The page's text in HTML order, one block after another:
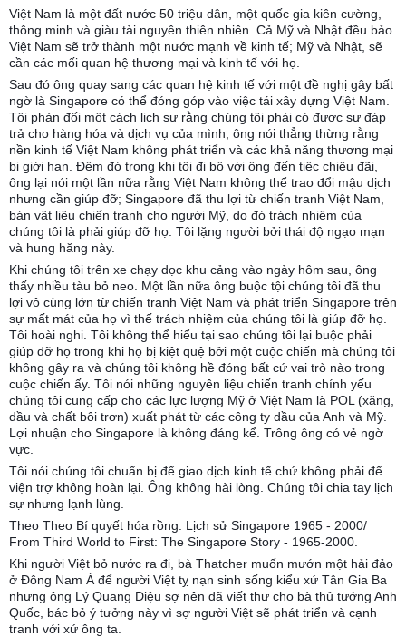
Việt Nam là một đất nước 50 triệu dân, một quốc gia kiên cường,
thông minh và giàu tài nguyên thiên nhiên. Cả Mỹ và Nhật đều bảo
Việt Nam sẽ trở thành một nước mạnh về kinh tế; Mỹ và Nhật, sẽ
cần các mối quan hệ thương mại và kinh tế với họ.
Sau đó ông quay sang các quan hệ kinh tế với một đề nghị gây bất
ngờ là Singapore có thể đóng góp vào việc tái xây dựng Việt Nam.
Tôi phản đối một cách lịch sự rằng chúng tôi phải có được sự đáp
trả cho hàng hóa và dịch vụ của mình, ông nói thẳng thừng rằng
nền kinh tế Việt Nam không phát triển và các khả năng thương mại
bị giới hạn. Đêm đó trong khi tôi đi bộ với ông đến tiệc chiêu đãi,
ông lại nói một lần nữa rằng Việt Nam không thể trao đổi mậu dịch
nhưng cần giúp đỡ; Singapore đã thu lợi từ chiến tranh Việt Nam,
bán vật liệu chiến tranh cho người Mỹ, do đó trách nhiệm của
chúng tôi là phải giúp đỡ họ. Tôi lặng người bởi thái độ ngạo mạn
và hung hăng này.
Khi chúng tôi trên xe chạy dọc khu cảng vào ngày hôm sau, ông
thấy nhiều tàu bỏ neo. Một lần nữa ông buộc tội chúng tôi đã thu
lợi vô cùng lớn từ chiến tranh Việt Nam và phát triển Singapore trên
sự mất mát của họ vì thế trách nhiệm của chúng tôi là giúp đỡ họ.
Tôi hoài nghi. Tôi không thể hiểu tại sao chúng tôi lại buộc phải
giúp đỡ họ trong khi họ bị kiệt quệ bởi một cuộc chiến mà chúng tôi
không gây ra và chúng tôi không hề đóng bất cứ vai trò nào trong
cuộc chiến ấy. Tôi nói những nguyên liệu chiến tranh chính yếu
chúng tôi cung cấp cho các lực lượng Mỹ ở Việt Nam là POL (xăng,
dầu và chất bôi trơn) xuất phát từ các công ty dầu của Anh và Mỹ.
Lợi nhuận cho Singapore là không đáng kể. Trông ông có vẻ ngờ
vực.
Tôi nói chúng tôi chuẩn bị để giao dịch kinh tế chứ không phải để
viện trợ không hoàn lại. Ông không hài lòng. Chúng tôi chia tay lịch
sự nhưng lạnh lùng.
Theo Theo Bí quyết hóa rồng: Lịch sử Singapore 1965 - 2000/
From Third World to First: The Singapore Story - 1965-2000.
Khi người Việt bỏ nước ra đi, bà Thatcher muốn mướn một hải đảo
ở Đông Nam Á để người Việt tỵ nạn sinh sống kiểu xứ Tân Gia Ba
nhưng ông Lý Quang Diệu sợ nên đã viết thư cho bà thủ tướng Anh
Quốc, bác bỏ ý tưởng này vì sợ người Việt sẽ phát triển và cạnh
tranh với xứ ông ta.